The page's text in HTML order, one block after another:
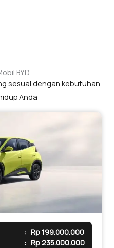
BYD
sesuai dengan kebutuhan
Anda
: Rp 199.000.000
: Rp 235.000.000